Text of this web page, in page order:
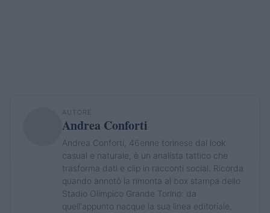
AUTORE
Andrea Conforti
Andrea Conforti, 46enne torinese dal look
casual e naturale, è un analista tattico che
trasforma dati e clip in racconti social. Ricorda
quando annotò la rimonta al box stampa dello
Stadio Olimpico Grande Torino: da
quell'appunto nacque la sua linea editoriale,